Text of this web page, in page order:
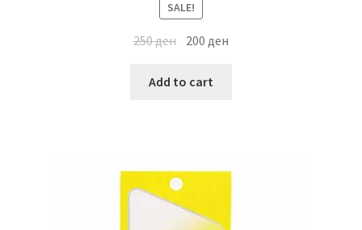
SALE!
250ден 200ден
Add to cart